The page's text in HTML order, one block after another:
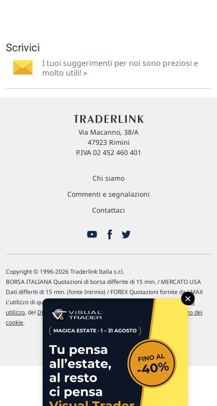
Scrivici
I tuoi suggerimenti per noi sono preziosi e
molto utili! »
Via Macanno, 38/A
47923 Rimini
P.IVA 02 452 460 401
Chi siamo
Commenti e segnalazioni
Contattaci
Copyright © 1996-2026 Traderlink Italia s.r.l.
BORSA ITALIANA Quotazioni di borsa differite di 15 min. / MERCATO USA
Dati differiti di 15 min. (fonte Intrinio) / FOREX Quotazioni fornite da LMAX
L'utilizzo di questo sito implica l'accettazione delle nostre
Condizioni di
utilizzo, del Disclaimer MAR, dellePolitiche sulla privacy
Utilizzo dei
cookie.
×